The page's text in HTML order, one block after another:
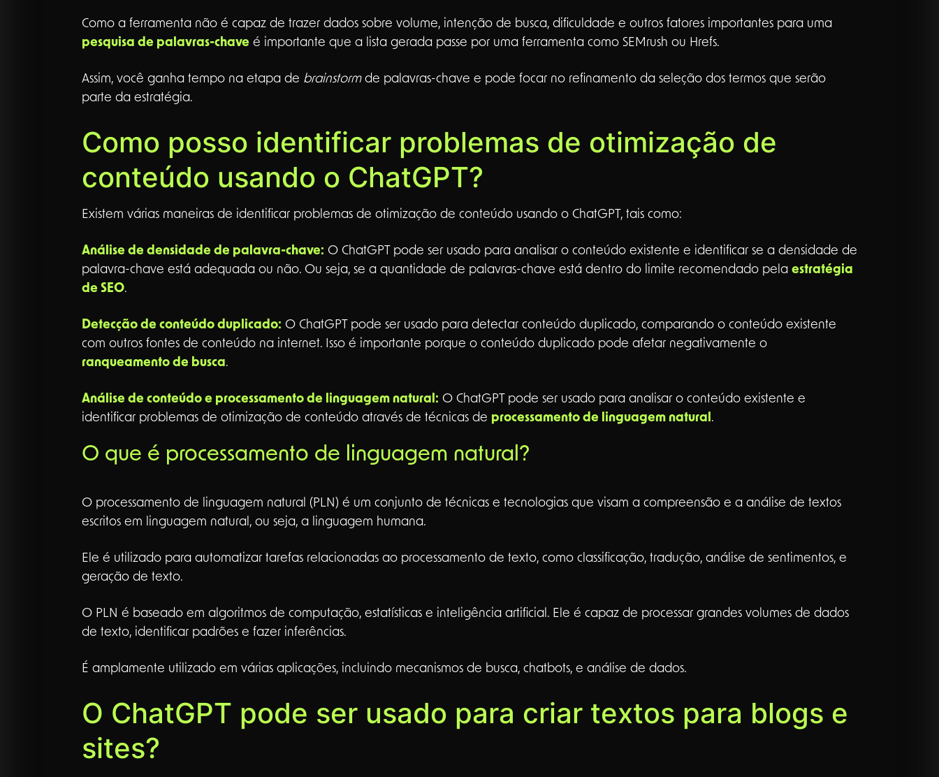
Como a ferramenta não é capaz de trazer dados sobre volume, intenção de busca, dificuldade e outros fatores importantes para uma
pesquisa de palavras-chave é importante que a lista gerada passe por uma ferramenta como SEMrush ou Hrefs.
Assim, você ganha tempo na etapa de brainstormde palavras-chave e pode focar no refinamento da seleção dos termos que serão
parte da estratégia.
Como posso identificar problemas de otimização de
conteúdo usando o ChatGPT?
Existem várias maneiras de identificar problemas de otimização de conteúdo usando o ChatGPT, tais como:
Análise de densidade de palavra-chave: O ChatGPT pode ser usado para analisar o conteúdo existente e identificar se a densidade de
palavra-chave está adequada ou não. Ou seja, se a quantidade de palavras-chave está dentro do limite recomendado pela estratégia
de SEO.
Detecção de conteúdo duplicado: O ChatGPT pode ser usado para detectar conteúdo duplicado, comparando o conteúdo existente
com outros fontes de conteúdo na internet. Isso é importante porque o conteúdo duplicado pode afetar negativamente o
ranqueamento de busca.
Análise de conteúdo e processamento de linguagem natural: O ChatGPT pode ser usado para analisar o conteúdo existente e
identificar problemas de otimização de conteúdo através de técnicas de processamento de linguagem natural .
O que é processamento de linguagem natural?
O processamento de linguagem natural (PLN) é um conjunto de técnicas e tecnologias que visam a compreensão e a análise de textos
escritos em linguagem natural, ou seja, a linguagem humana.
Ele é utilizado para automatizar tarefas relacionadas ao processamento de texto, como classificação, tradução, análise de sentimentos, e
geração de texto.
O PLN é baseado em algoritmos de computação, estatísticas e inteligência artificial. Ele é capaz de processar grandes volumes de dados
de texto, identificar padrões e fazer inferências.
É amplamente utilizado em várias aplicações, incluindo mecanismos de busca, chatbots, e análise de dados.
O ChatGPT pode ser usado para criar textos para blogs e
sites?